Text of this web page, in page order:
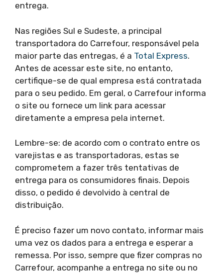
entrega.
Nas regiões Sul e Sudeste, a principal
transportadora do Carrefour, responsável pela
maior parte das entregas, é a Total Express.
Antes de acessar este site, no entanto,
certifique-se de qual empresa está contratada
para o seu pedido. Em geral, o Carrefour informa
o site ou fornece um link para acessar
diretamente a empresa pela internet.
Lembre-se: de acordo com o contrato entre os
varejistas e as transportadoras, estas se
comprometem a fazer três tentativas de
entrega para os consumidores finais. Depois
disso, o pedido é devolvido à central de
distribuição.
É preciso fazer um novo contato, informar mais
uma vez os dados para a entrega e esperar a
remessa. Por isso, sempre que fizer compras no
Carrefour, acompanhe a entrega no site ou no